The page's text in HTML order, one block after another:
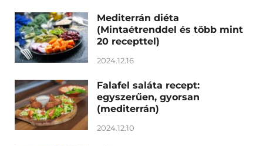
Mediterrán diéta
(Mintaétrenddel és több mint
20 recepttel)
2024.12.16
Falafel saláta recept:
egyszerűen, gyorsan
(mediterrán)
2024.12.10